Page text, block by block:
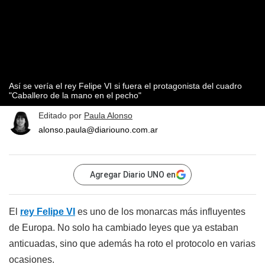
Así se vería el rey Felipe VI si fuera el protagonista del cuadro
"Caballero de la mano en el pecho"
Editado por Paula Alonso
alonso.paula@diariouno.com.ar
Agregar Diario UNO en
El rey Felipe VI es uno de los monarcas más influyentes
de Europa. No solo ha cambiado leyes que ya estaban
anticuadas, sino que además ha roto el protocolo en varias
ocasiones.